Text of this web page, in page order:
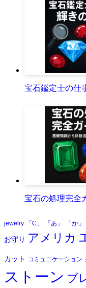
宝石鑑定士の仕
宝石の処理完全
jewelry 「C」 「あ」 「か」
お守り アメリカ
カット コミュニケーション
ストーン ブ